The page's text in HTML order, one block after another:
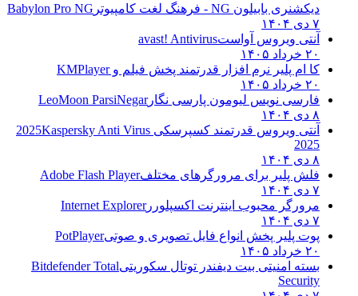
دیکشنری بابیلون NG - فرهنگ لغت کامپیوتر
Babylon Pro NG
۷ دی ۱۴۰۴
آنتی ویروس آواستavast! Antivirus
۲۰ خرداد ۱۴۰۵
کا ام پلیر نرم افزار قدرتمند پخش فیلم وKMPlayer
۲۰ خرداد ۱۴۰۵
فارسی نویس لیومون پارسی نگارLeoMoon ParsiNegar
۸ دی ۱۴۰۴
آنتی ویروس قدرتمند کسپرسکی 2025 Kaspersky Anti Virus
2025
۸ دی ۱۴۰۴
فلش پلیر برای مرورگرهای مختلفAdobe Flash Player
۷ دی ۱۴۰۴
مرورگر محبوب اینترنت اکسپلوررInternet Explorer
۷ دی ۱۴۰۴
پوت پلیر پخش انواع فایل تصویری و صوتیPotPlayer
۲۰ خرداد ۱۴۰۵
بسته امنیتی بیت دیفندر توتال سکوریتیBitdefender Total
Security